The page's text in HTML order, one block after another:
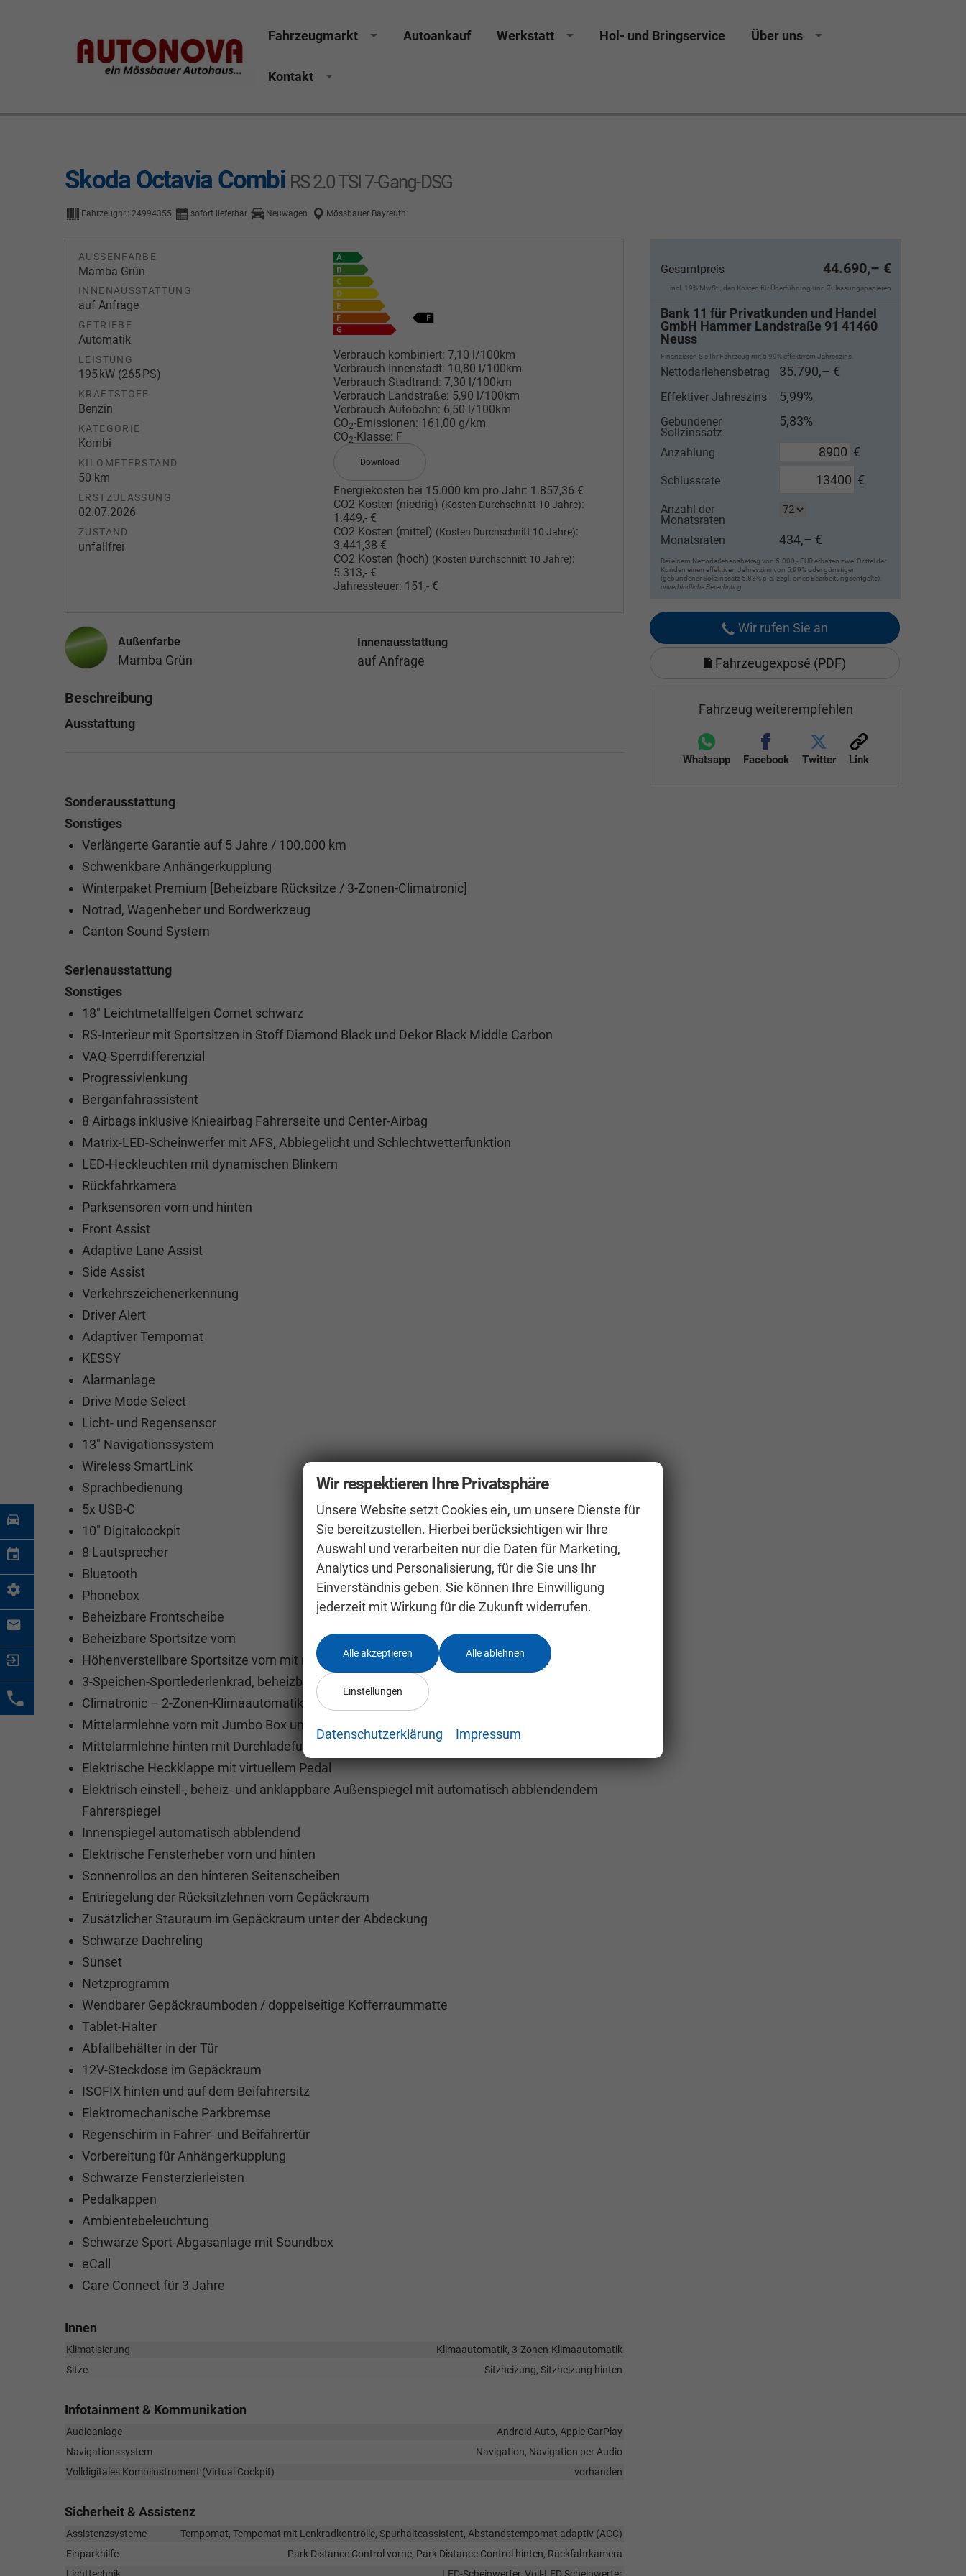
Skoda Octavia Bayreuth Nützel Mössbauer Autonova Brucker Räthel MGS Autohaus günstig Finanzierung Leasing Neuwagen Gebrauchtwagen Jahreswagen
Fahrzeugmarkt Autoankauf Werkstatt Hol- und Bringservice Über uns
Kontakt
Skoda Octavia Combi RS 2.0 TSI 7-Gang-DSG
Fahrzeugnr.: 24994355 sofort lieferbar Neuwagen Mössbauer Bayreuth
Gesamtpreis 44.690,– €
incl. 19% MwSt., den Kosten für Überführung und Zulassungspapieren
Bank 11 für Privatkunden und Handel
GmbH Hammer Landstraße 91 41460
Neuss
Finanzieren Sie Ihr Fahrzeug mit 5,99% effektivem Jahreszins.
Nettodarlehensbetrag 35.790,– €
Effektiver Jahreszins 5,99%
Gebundener
Sollzinssatz
5,83%
Anzahlung €
Schlussrate €
Anzahl der
Monatsraten
Monatsraten
434,– €
Bei einem Nettodarlehensbetrag von 5.000,- EUR erhalten zwei Drittel der
Kunden einen effektiven Jahreszins von 5,99% oder günstiger
(gebundener Sollzinssatz 5,83% p.a. zzgl. eines Bearbeitungsentgelts).
unverbindliche Berechnung
Wir rufen Sie an
Fahrzeugexposé (PDF)
Fahrzeug weiterempfehlen
Whatsapp Facebook Twitter Link
AUSSENFARBE
Mamba Grün
INNENAUSSTATTUNG
auf Anfrage
GETRIEBE
Automatik
LEISTUNG
195 kW (265 PS)
KRAFTSTOFF
Benzin
KATEGORIE
Kombi
KILOMETERSTAND
50 km
ERSTZULASSUNG
02.07.2026
ZUSTAND
unfallfrei
Verbrauch kombiniert: 7,10 l/100km
Verbrauch Innenstadt: 10,80 l/100km
Verbrauch Stadtrand: 7,30 l/100km
Verbrauch Landstraße: 5,90 l/100km
Verbrauch Autobahn: 6,50 l/100km
CO2-Emissionen: 161,00 g/km
CO2-Klasse: F
Download
Energiekosten bei 15.000 km pro Jahr: 1.857,36 €
CO2 Kosten (niedrig) (Kosten Durchschnitt 10 Jahre):
1.449,- €
CO2 Kosten (mittel) (Kosten Durchschnitt 10 Jahre):
3.441,38 €
CO2 Kosten (hoch) (Kosten Durchschnitt 10 Jahre):
5.313,- €
Jahressteuer: 151,- €
Außenfarbe
Mamba Grün
Innenausstattung
auf Anfrage
Beschreibung
Ausstattung
Sonderausstattung
Sonstiges
Verlängerte Garantie auf 5 Jahre / 100.000 km
Schwenkbare Anhängerkupplung
Winterpaket Premium [Beheizbare Rücksitze / 3-Zonen-Climatronic]
Notrad, Wagenheber und Bordwerkzeug
Canton Sound System
Serienausstattung
Sonstiges
18" Leichtmetallfelgen Comet schwarz
RS-Interieur mit Sportsitzen in Stoff Diamond Black und Dekor Black Middle Carbon
VAQ-Sperrdifferenzial
Progressivlenkung
Berganfahrassistent
8 Airbags inklusive Knieairbag Fahrerseite und Center-Airbag
Matrix-LED-Scheinwerfer mit AFS, Abbiegelicht und Schlechtwetterfunktion
LED-Heckleuchten mit dynamischen Blinkern
Rückfahrkamera
Parksensoren vorn und hinten
Front Assist
Adaptive Lane Assist
Side Assist
Verkehrszeichenerkennung
Driver Alert
Adaptiver Tempomat
KESSY
Alarmanlage
Drive Mode Select
Licht- und Regensensor
13" Navigationssystem
Wireless SmartLink
Sprachbedienung
5x USB-C
10" Digitalcockpit
8 Lautsprecher
Bluetooth
Phonebox
Beheizbare Frontscheibe
Beheizbare Sportsitze vorn
Höhenverstellbare Sportsitze vorn mit manuell einstellbaren Lordosenstützen
3-Speichen-Sportlederlenkrad, beheizbar und multifunktional
Climatronic – 2-Zonen-Klimaautomatik
Mittelarmlehne vorn mit Jumbo Box und Luftausströmern im Fond
Mittelarmlehne hinten mit Durchladefunktion
Elektrische Heckklappe mit virtuellem Pedal
Elektrisch einstell-, beheiz- und anklappbare Außenspiegel mit automatisch abblendendem
Fahrerspiegel
Innenspiegel automatisch abblendend
Elektrische Fensterheber vorn und hinten
Sonnenrollos an den hinteren Seitenscheiben
Entriegelung der Rücksitzlehnen vom Gepäckraum
Zusätzlicher Stauraum im Gepäckraum unter der Abdeckung
Schwarze Dachreling
Sunset
Netzprogramm
Wendbarer Gepäckraumboden / doppelseitige Kofferraummatte
Tablet-Halter
Abfallbehälter in der Tür
12V-Steckdose im Gepäckraum
ISOFIX hinten und auf dem Beifahrersitz
Elektromechanische Parkbremse
Regenschirm in Fahrer- und Beifahrertür
Vorbereitung für Anhängerkupplung
Schwarze Fensterzierleisten
Pedalkappen
Ambientebeleuchtung
Schwarze Sport-Abgasanlage mit Soundbox
eCall
Care Connect für 3 Jahre
Innen
Klimatisierung
Klimaautomatik, 3-Zonen-Klimaautomatik
Sitze
Sitzheizung, Sitzheizung hinten
Infotainment & Kommunikation
Audioanlage
Android Auto, Apple CarPlay
Navigationssystem
Navigation, Navigation per Audio
Volldigitales Kombiinstrument (Virtual Cockpit)
vorhanden
Sicherheit & Assistenz
Assistenzsysteme
Tempomat, Tempomat mit Lenkradkontrolle, Spurhalteassistent, Abstandstempomat adaptiv (ACC)
Einparkhilfe
Park Distance Control vorne, Park Distance Control hinten, Rückfahrkamera
Wir respektieren Ihre Privatsphäre
Unsere Website setzt Cookies ein, um unsere Dienste für
Sie bereitzustellen. Hierbei berücksichtigen wir Ihre
Auswahl und verarbeiten nur die Daten für Marketing,
Analytics und Personalisierung, für die Sie uns Ihr
Einverständnis geben. Sie können Ihre Einwilligung
jederzeit mit Wirkung für die Zukunft widerrufen.
Alle akzeptieren Alle ablehnen
Einstellungen
Datenschutzerklärung Impressum